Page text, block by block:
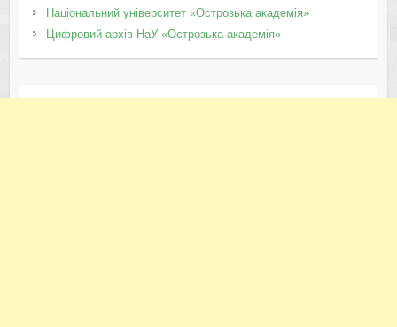
Національний університет «Острозька академія»
Цифровий архів НаУ «Острозька академія»